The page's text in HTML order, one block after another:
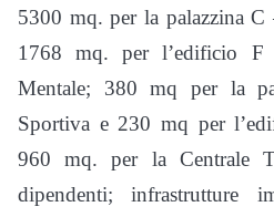
5300 mq. per la palazzina
1768 mq. per l’edificio F
Mentale; 380 mq per la
Sportiva e 230 mq per
960 mq. per la Centrale
dipendenti; infrastrutture